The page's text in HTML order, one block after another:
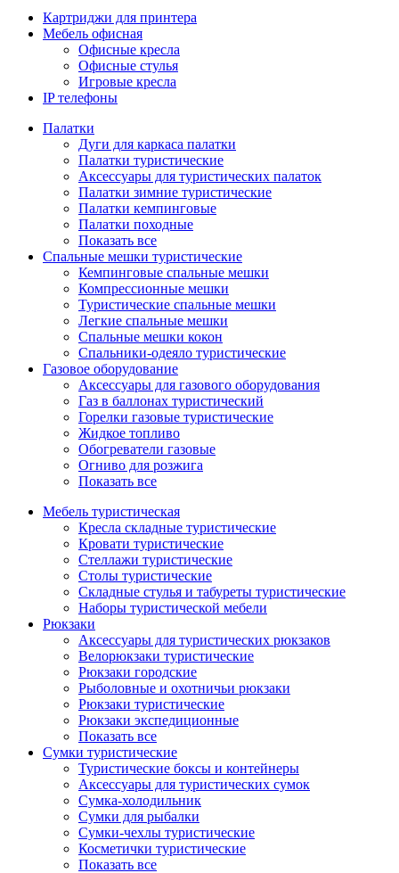
Картриджи для принтера
Мебель офисная
Офисные кресла
Офисные стулья
Игровые кресла
IP телефоны
Палатки
Дуги для каркаса палатки
Палатки туристические
Аксессуары для туристических палаток
Палатки зимние туристические
Палатки кемпинговые
Палатки походные
Показать все
Спальные мешки туристические
Кемпинговые спальные мешки
Компрессионные мешки
Туристические спальные мешки
Легкие спальные мешки
Спальные мешки кокон
Спальники-одеяло туристические
Газовое оборудование
Аксессуары для газового оборудования
Газ в баллонах туристический
Горелки газовые туристические
Жидкое топливо
Обогреватели газовые
Огниво для розжига
Показать все
Мебель туристическая
Кресла складные туристические
Кровати туристические
Стеллажи туристические
Столы туристические
Складные стулья и табуреты туристические
Наборы туристической мебели
Рюкзаки
Аксессуары для туристических рюкзаков
Велорюкзаки туристические
Рюкзаки городские
Рыболовные и охотничьи рюкзаки
Рюкзаки туристические
Рюкзаки экспедиционные
Показать все
Сумки туристические
Туристические боксы и контейнеры
Аксессуары для туристических сумок
Сумка-холодильник
Сумки для рыбалки
Сумки-чехлы туристические
Косметички туристические
Показать все